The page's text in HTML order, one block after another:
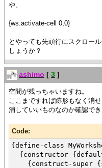
や、
{ws.activate-cell 0,0}
とやっても先頭行にスクロー
しょうか？
ashimo [ 3 ]
空間が残っちゃいますね。
ここまですれば跡形もなく消
消していいものなのか確認で
Code:
{define-class
{constructor
{construct-super